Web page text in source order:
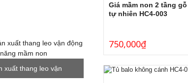
Giá mầm non 2 tầng gỗ
tự nhiên HC4-003
750,000₫
xuất thang leo vận